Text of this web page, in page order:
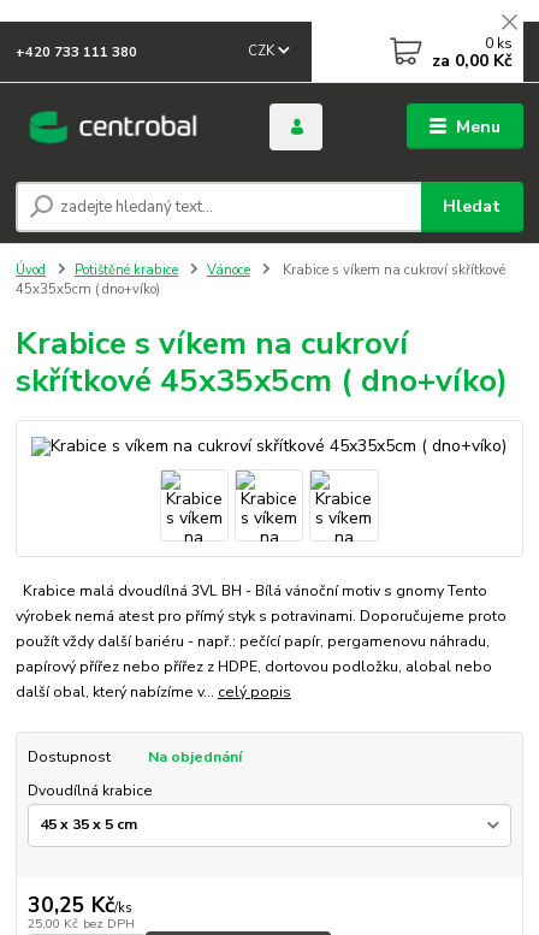
Menu
CZK
Hledat
+420 733 111 380 0 ks
za 0,00 Kč
Úvod Potištěné krabice Vánoce
Krabice s víkem na cukroví skřítkové
45x35x5cm ( dno+víko)
Krabice s víkem na cukroví
skřítkové 45x35x5cm ( dno+víko)
Krabice malá dvoudílná 3VL BH - Bílá vánoční motiv s gnomy Tento
výrobek nemá atest pro přímý styk s potravinami. Doporučujeme proto
použít vždy další bariéru - např.: pečící papír, pergamenovu náhradu,
papírový přířez nebo přířez z HDPE, dortovou podložku, alobal nebo
další obal, který nabízíme v... celý popis
Dostupnost
Na objednání
Dvoudílná krabice
30,25 Kč/ks
25,00 Kč bez DPH